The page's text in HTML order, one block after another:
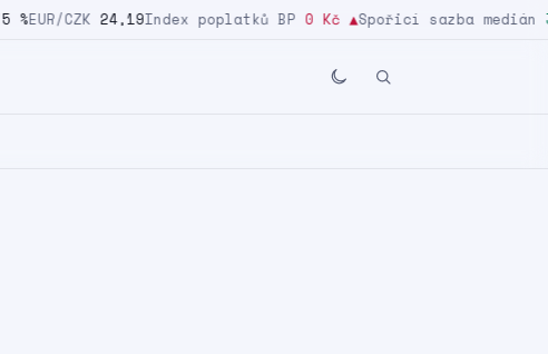
EUR/CZK 24,19Index poplatků BP 0 Kč ▲Spořicí sazba medián